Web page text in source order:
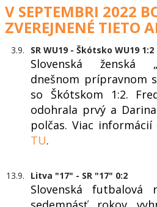
V SEPTEMBRI 2022
ZVEREJNENÉ TIETO
3.9. SR WU19 - Škótsko WU19 1:2
Slovenská ženská
dnešnom prípravnom
so Škótskom 1:2.
odohrala prvý a
polčas. Viac
TU.
13.9. Litva "17" - SR "17" 0:2
Slovenská futbalová